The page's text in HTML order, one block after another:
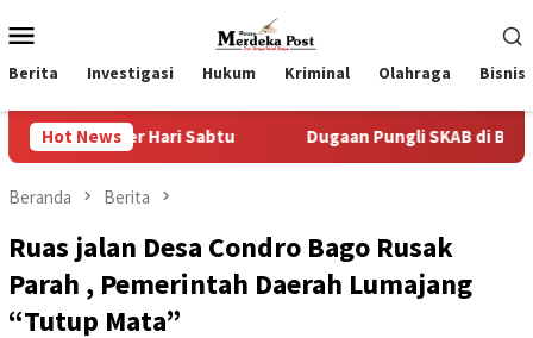
ke
kontenMobile
Berita Investigasi Hukum Kriminal Olahraga Bisnis
Hot News
Hari Sabtu Dugaan Pungli SKAB di BPRD Lumajang
Beranda Berita
Ruas jalan Desa Condro Bago Rusak
Parah , Pemerintah Daerah Lumajang
“Tutup Mata”